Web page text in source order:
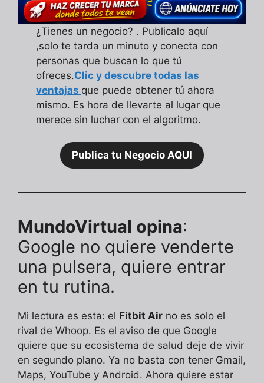
¿Tienes un negocio? . Publicalo aquí
,solo te tarda un minuto y conecta con
personas que buscan lo que tú
ofreces.Clic y descubre todas las
ventajas que puede obtener tú ahora
mismo. Es hora de llevarte al lugar que
merece sin luchar con el algoritmo.
Publica tu Negocio AQUI
MundoVirtual opina:
Google no quiere venderte
una pulsera, quiere entrar
en tu rutina.
Mi lectura es esta: el Fitbit Air no es solo el
rival de Whoop. Es el aviso de que Google
quiere que su ecosistema de salud deje de vivir
en segundo plano. Ya no basta con tener Gmail,
Maps, YouTube y Android. Ahora quiere estar